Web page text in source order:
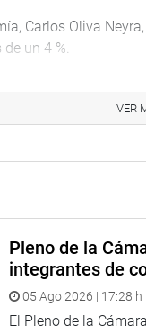
Carlos Oliva
un 4 %.
seguros de que
exacta”, remarcó
y el Congreso de la
se
% a un 44%, lo cual
subrayó.
debatiendo
VER
Pleno de la
integrantes de
05 Ago 2026 | 17:28 h
El Pleno de la